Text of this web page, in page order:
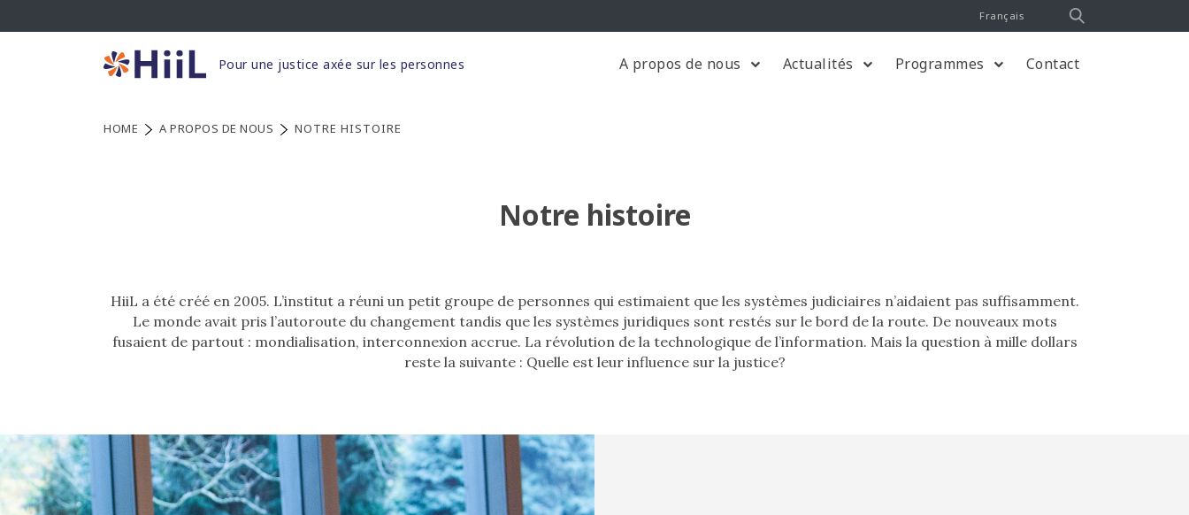
Français
Pour une justice axée sur les personnes A propos de nous Actualités Programmes Contact
HOME A PROPOS DE NOUS NOTRE HISTOIRE
Notre histoire
HiiL a été créé en 2005. L’institut a réuni un petit groupe de personnes qui estimaient que les systèmes judiciaires n’aidaient pas suffisamment.
Le monde avait pris l’autoroute du changement tandis que les systèmes juridiques sont restés sur le bord de la route. De nouveaux mots
fusaient de partout : mondialisation, interconnexion accrue. La révolution de la technologique de l’information. Mais la question à mille dollars
reste la suivante : Quelle est leur influence sur la justice?